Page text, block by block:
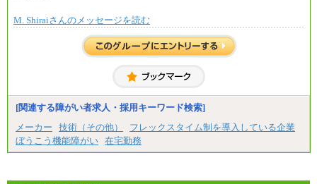
※上記に加え、所定労働時間外に勤務をした場
※試用期間中も給与に変更はございません。
＜募集各社・全職種共通＞
月給21万円以上～
※試用期間中の給与に変更はありません。
ます。
M. Shiraiさんのメッセージを読む
[関連する障がい者求人・採用キーワード検索]
メーカー
技術（その他）
フレックスタイム制を導入している企業
ぼうこう機能障がい 在宅勤務